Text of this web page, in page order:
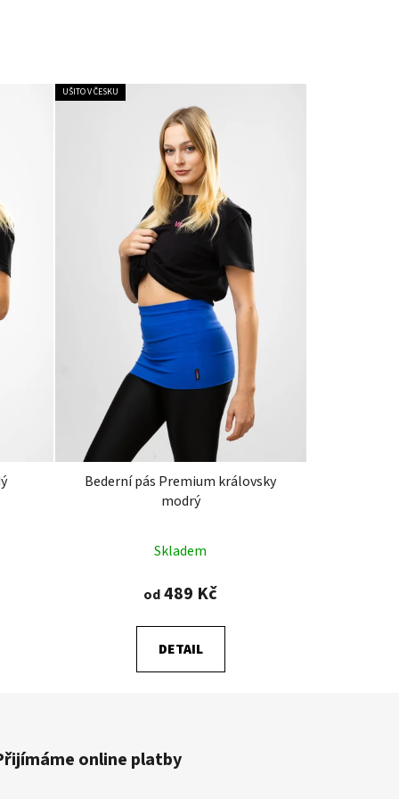
UŠITO V ČESKU
Bederní pás Premium královsky
modrý
hodnocení
produktu
5,0
z
Skladem
od489 Kč
DETAIL
online platby